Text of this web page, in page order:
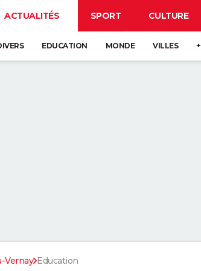
ACTUALITÉS SPORT CULTURE
EDUCATION MONDE VILLES +
Vernay Education